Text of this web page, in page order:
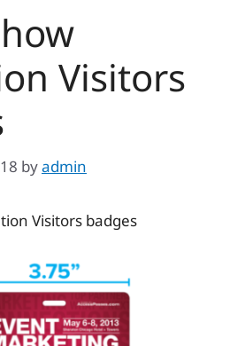
Visitors
byadmin
Visitors badges